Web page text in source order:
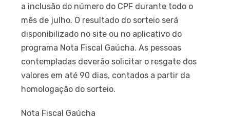
a inclusão do número do CPF durante todo o
mês de julho. O resultado do sorteio será
disponibilizado no site ou no aplicativo do
programa Nota Fiscal Gaúcha. As pessoas
contempladas deverão solicitar o resgate dos
valores em até 90 dias, contados a partir da
homologação do sorteio.
Nota Fiscal Gaúcha